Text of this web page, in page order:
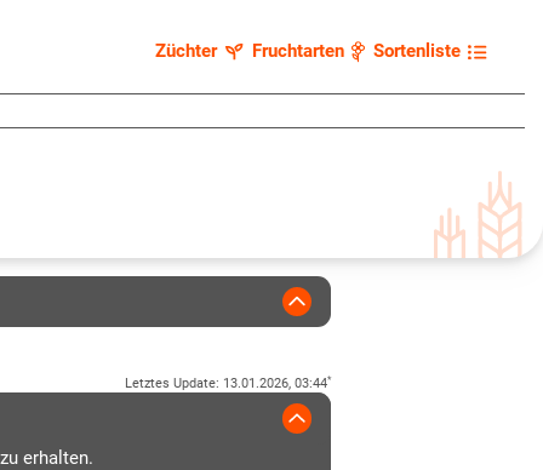
Züchter Fruchtarten Sortenliste
Letztes Update: 13.01.2026, 03:44*
erhalten.